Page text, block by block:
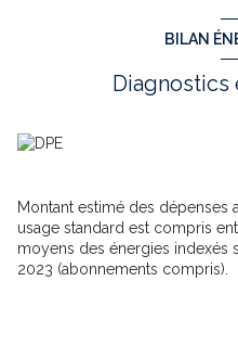
professionnel vous conseille,
prix. Annonce immobilière
éditoriale de Jacques
BILAN
Montant estimé des dépenses
usage standard est compris
moyens des énergies indexés
2023 (abonnements compris).